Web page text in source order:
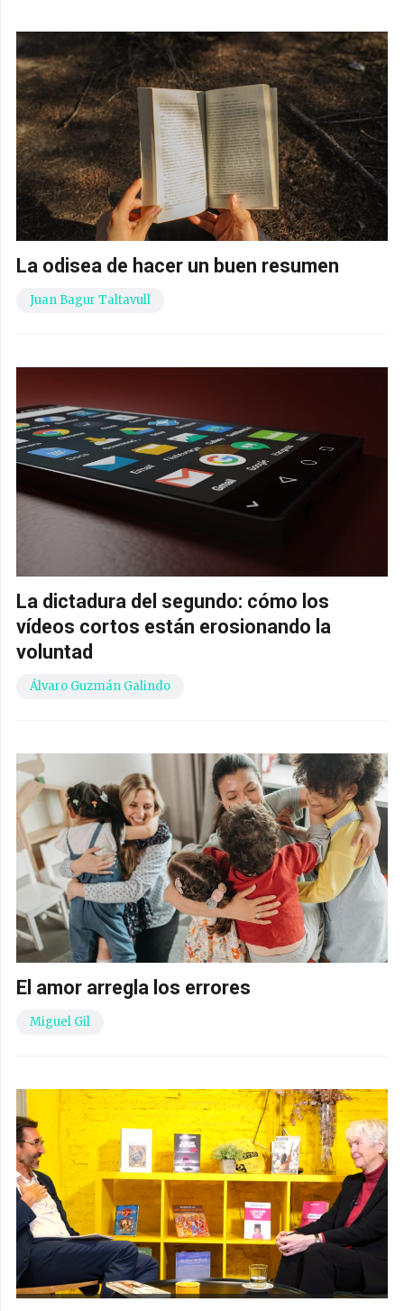
La odisea de hacer un buen resumen
Juan Bagur Taltavull
La dictadura del segundo: cómo los
vídeos cortos están erosionando la
voluntad
Álvaro Guzmán Galindo
El amor arregla los errores
Miguel Gil